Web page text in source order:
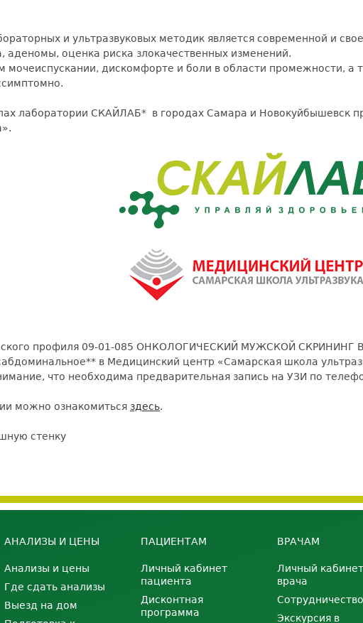
и ультразвуковых методик является современной и
аденомы, оценка риска злокачественных изменений.
мочеиспускании, дискомфорте и боли в области промежности,
лаборатории СКАЙЛАБ* в городах Самара и Новокуйбышевск
профиля 09-01-085 ОНКОЛОГИЧЕСКИЙ МУЖСКОЙ СКРИНИНГ
в Медицинский центр «Самарская школа
что необходима предварительная запись на УЗИ по
можно ознакомиться здесь.
стенку
АНАЛИЗЫ И ЦЕНЫ
Анализы и цены
Где сдать анализы
Выезд на дом
ПАЦИЕНТАМ
Личный кабинет
пациента
Дисконтная
программа
ВРАЧАМ
Личный кабинет
врача
Сотрудничество
Экскурсия в